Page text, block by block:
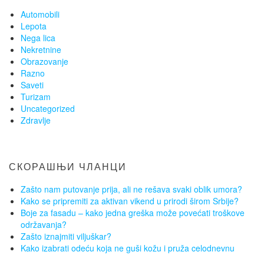
Automobili
Lepota
Nega lica
Nekretnine
Obrazovanje
Razno
Saveti
Turizam
Uncategorized
Zdravlje
СКОРАШЊИ ЧЛАНЦИ
Zašto nam putovanje prija, ali ne rešava svaki oblik umora?
Kako se pripremiti za aktivan vikend u prirodi širom Srbije?
Boje za fasadu – kako jedna greška može povećati troškove
održavanja?
Zašto iznajmiti viljuškar?
Kako izabrati odeću koja ne guši kožu i pruža celodnevnu